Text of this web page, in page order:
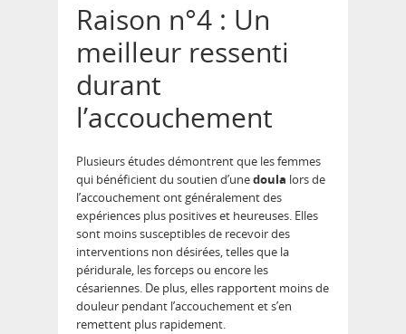
Raison n°4 : Un
meilleur ressenti
durant
l’accouchement
Plusieurs études démontrent que les femmes
qui bénéficient du soutien d’unedoula lors de
l’accouchement ont généralement des
expériences plus positives et heureuses. Elles
sont moins susceptibles de recevoir des
interventions non désirées, telles que la
péridurale, les forceps ou encore les
césariennes. De plus, elles rapportent moins de
douleur pendant l’accouchement et s’en
remettent plus rapidement.